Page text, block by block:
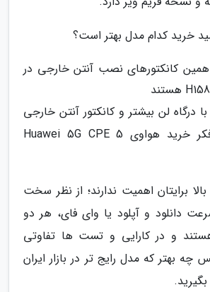
خرید کدام مدل بهتر است؟
کانکتورهای نصب آنتن خارجی در
درگاه لن بیشتر و کانکتور آنتن خارجی
می خواهید؛ به فکر خرید هواوی Huawei 5G CPE 5
برایتان اهمیت ندارند؛ از نظر سخت
دانلود و آپلود یا وای فای، هر دو
و در کارایی و تست ها تفاوتی
بهتر که مدل رایج تر در بازار ایران